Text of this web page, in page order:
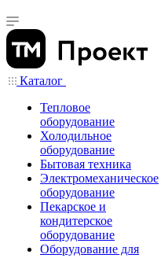
Каталог
Тепловое
оборудование
Холодильное
оборудование
Бытовая техника
Электромеханическое
оборудование
Пекарское и
кондитерское
оборудование
Оборудование для